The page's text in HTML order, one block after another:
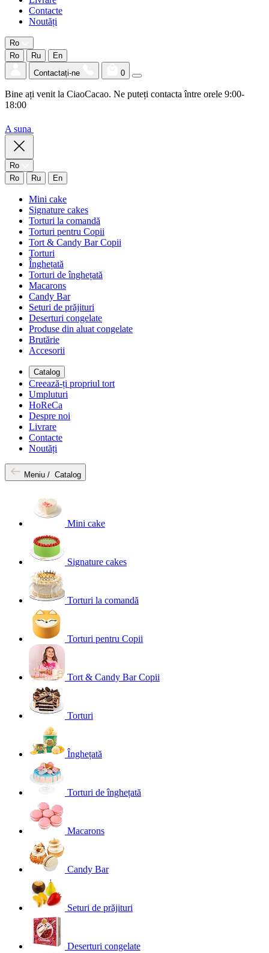
Contacte
Noutăți
Ro
Ro
Ru
En
Contactați-ne
0
Bine ați venit la CiaoCacao. Ne puteți contacta între orele 9:00-
18:00
A suna
Ro
Ro
Ru En
Mini cake
Signature cakes
Torturi la comandă
Torturi pentru Copii
Tort & Candy Bar Copii
Torturi
Înghețată
Torturi de înghețată
Macarons
Candy Bar
Seturi de prăjituri
Deserturi congelate
Produse din aluat congelate
Brutărie
Accesorii
Catalog
Creează-ți propriul tort
Umpluturi
HoReCa
Despre noi
Livrare
Contacte
Noutăți
Meniu / Catalog
Mini cake
Signature cakes
Torturi la comandă
Torturi pentru Copii
Tort & Candy Bar Copii
Torturi
Înghețată
Torturi de înghețată
Macarons
Candy Bar
Seturi de prăjituri
Deserturi congelate